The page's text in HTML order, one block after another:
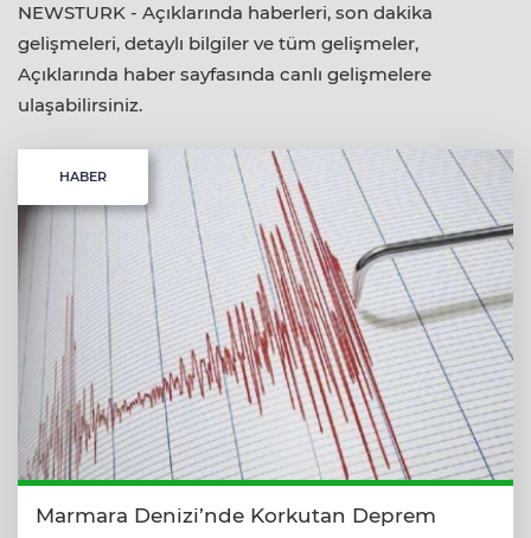
NEWSTURK - Açıklarında haberleri, son dakika
gelişmeleri, detaylı bilgiler ve tüm gelişmeler,
Açıklarında haber sayfasında canlı gelişmelere
ulaşabilirsiniz.
HABER
Marmara Denizi’nde Korkutan Deprem